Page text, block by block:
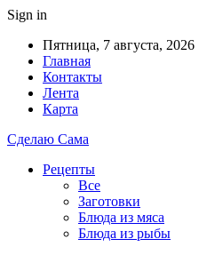
Sign in
Пятница, 7 августа, 2026
Главная
Контакты
Лента
Карта
Сделаю Сама
Рецепты
Все
Заготовки
Блюда из мяса
Блюда из рыбы